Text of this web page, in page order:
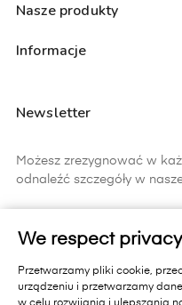
Nasze produkty
Informacje
Newsletter
Możesz zrezygnować w
odnaleźć szczegóły w
otrzymywanie informacji
o.o. 11-010 Barczewo,
We respect privacy
Przetwarzamy pliki cookie,
urządzeniu i przetwarzamy